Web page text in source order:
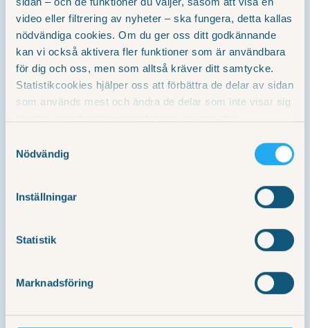
video eller filtrering av nyheter – ska fungera, detta kallas
nödvändiga cookies. Om du ger oss ditt godkännande
kan vi också aktivera fler funktioner som är användbara
för dig och oss, men som alltså kräver ditt samtycke.
Statistikcookies hjälper oss att förbättra de delar av sidan
som används mest och ändra de delar som inte visar sig
samarbetspartners styra innehållet på så sätt att du ser
mer relevant information baserad på hur just du agerar på
Nödvändig
Inställningar
Statistik
Marknadsföring
överblick över kalenderhändelser och se
var ditt barn är incheckat.
en översikt över både stängda dagar